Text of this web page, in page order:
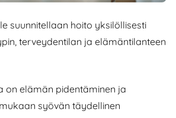
suunnitellaan hoito yksilöllisesti
terveydentilan ja elämäntilanteen
on elämän pidentäminen ja
syövän täydellinen